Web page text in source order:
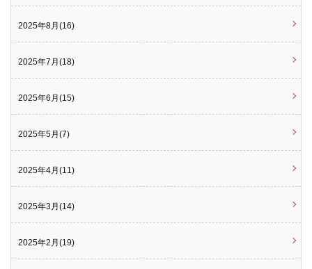
2025年8月(16)
2025年7月(18)
2025年6月(15)
2025年5月(7)
2025年4月(11)
2025年3月(14)
2025年2月(19)